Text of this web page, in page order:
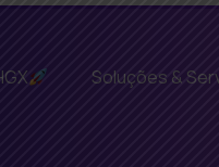
Soluções &